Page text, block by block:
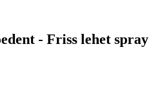
- Friss lehet spray